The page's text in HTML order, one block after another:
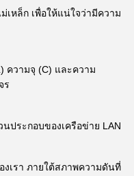
เหล็ก เพื่อให้แน่ใจว่ามีความ
ความจุ (C) และความ
ร
ประกอบของเครือข่าย LAN
เรา ภายใต้สภาพความดันที่